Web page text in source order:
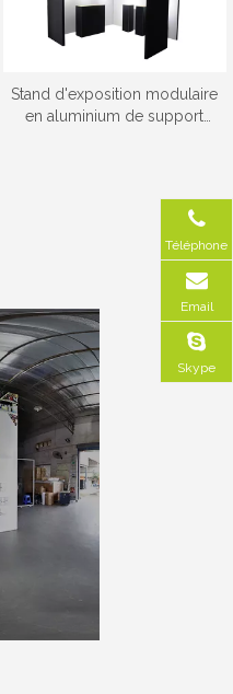
Stand d'exposition modulaire
en aluminium de support
Téléphone
Email
Skype